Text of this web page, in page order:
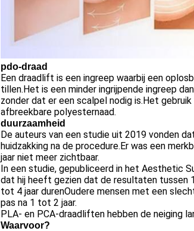
pdo-draad
Een draadlift is een ingreep waarbij een
tillen.Het is een minder ingrijpende ingreep
zonder dat er een scalpel nodig is.Het
afbreekbare polyesternaad.
duurzaamheid
De auteurs van een studie uit 2019 vonden
huidzakking na de procedure.Er was een
jaar niet meer zichtbaar.
In een studie, gepubliceerd in het Aesthetic
dat hij heeft gezien dat de resultaten tussen
tot 4 jaar durenOudere mensen met een
pas na 1 tot 2 jaar.
PLA- en PCA-draadliften hebben de neiging
Waarvoor?